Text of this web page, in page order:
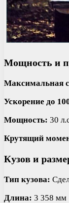
Мощность и
Максимальная
Ускорение до
Мощность: 30
Крутящий
Кузов и
Тип кузова:
Длина: 3 358 мм